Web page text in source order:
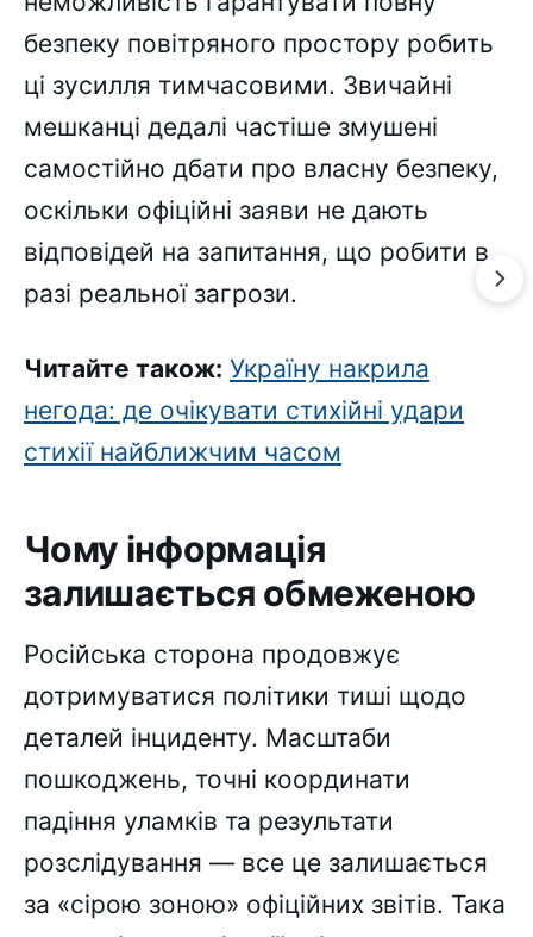
безпеку повітряного простору робить
ці зусилля тимчасовими. Звичайні
мешканці дедалі частіше змушені
самостійно дбати про власну безпеку,
оскільки офіційні заяви не дають
відповідей на запитання, що робити в
разі реальної загрози.
Читайте також: Україну накрила
негода: де очікувати стихійні удари
стихії найближчим часом
Чому інформація
залишається обмеженою
Російська сторона продовжує
дотримуватися політики тиші щодо
деталей інциденту. Масштаби
пошкоджень, точні координати
падіння уламків та результати
розслідування — все це залишається
за «сірою зоною» офіційних звітів. Така